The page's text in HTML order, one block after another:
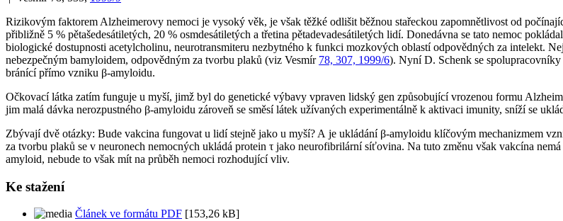
Rizikovým faktorem Alzheimerovy nemoci je vysoký věk, je však těžké odlišit běžnou stařeckou zapomnětlivost od
přibližně 5 % pětašedesátiletých, 20 % osmdesátiletých a třetina pětadevadesátiletých lidí. Donedávna se tato nemoc
biologické dostupnosti acetylcholinu, neurotransmiteru nezbytného k funkci mozkových oblastí odpovědných za intelekt.
nebezpečným b­amyloidem, odpovědným za tvorbu plaků (viz Vesmír 78, 307, 1999/6). Nyní D. Schenk se
bránící přímo vzniku β-amyloidu.
Očkovací látka zatím funguje u myší, jimž byl do genetické výbavy vpraven lidský gen způsobující vrozenou formu
jim malá dávka nerozpustného β-amyloidu zároveň se směsí látek užívaných experimentálně k aktivaci imunity, sníží se
Zbývají dvě otázky: Bude vakcina fungovat u lidí stejně jako u myší? A je ukládání β-amyloidu klíčovým mechanizmem
za tvorbu plaků se v neuronech nemocných ukládá protein τ jako neurofibrilární síťovina. Na tuto změnu však vakcína
amyloid, nebude to však mít na průběh nemoci rozhodující vliv.
Ke stažení
Článek ve formátu PDF [153,26 kB]